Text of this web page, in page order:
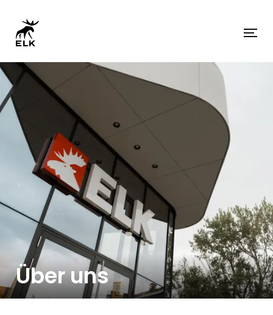
Über uns